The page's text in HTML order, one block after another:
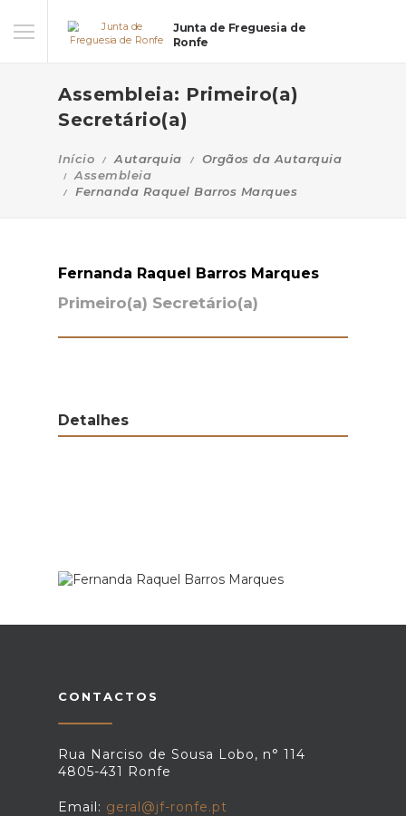
Junta de Freguesia de
Ronfe
Assembleia: Primeiro(a)
Secretário(a)
Início Autarquia
Orgãos da Autarquia
Assembleia
Fernanda Raquel Barros Marques
Fernanda Raquel Barros Marques
Primeiro(a) Secretário(a)
Detalhes
CONTACTOS
Rua Narciso de Sousa Lobo, n° 114
4805-431 Ronfe
Email: geral@jf-ronfe.pt